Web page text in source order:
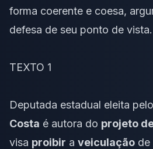
forma coerente e coesa,
defesa de seu ponto de vista.
TEXTO 1
Deputada estadual eleita
Costa é autora do projeto
visa proibir a veiculação de